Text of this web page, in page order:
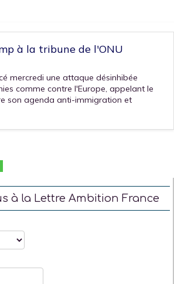
à la tribune de l'ONU
mercredi une attaque désinhibée
comme contre l'Europe, appelant le
son agenda anti-immigration et
à la Lettre Ambition France